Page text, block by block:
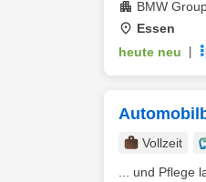
BMW
Essen
heute neu
Vollzeit
... und Pflege